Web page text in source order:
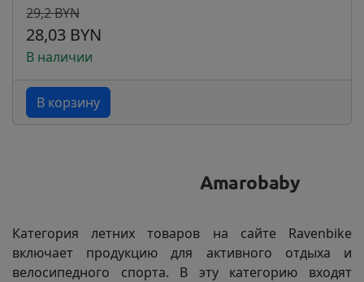
29,2 BYN
28,03 BYN
В наличии
В корзину
Категория летних товаров на сайте Ravenbike
включает продукцию для активного отдыха и
велосипедного спорта. В эту категорию входят